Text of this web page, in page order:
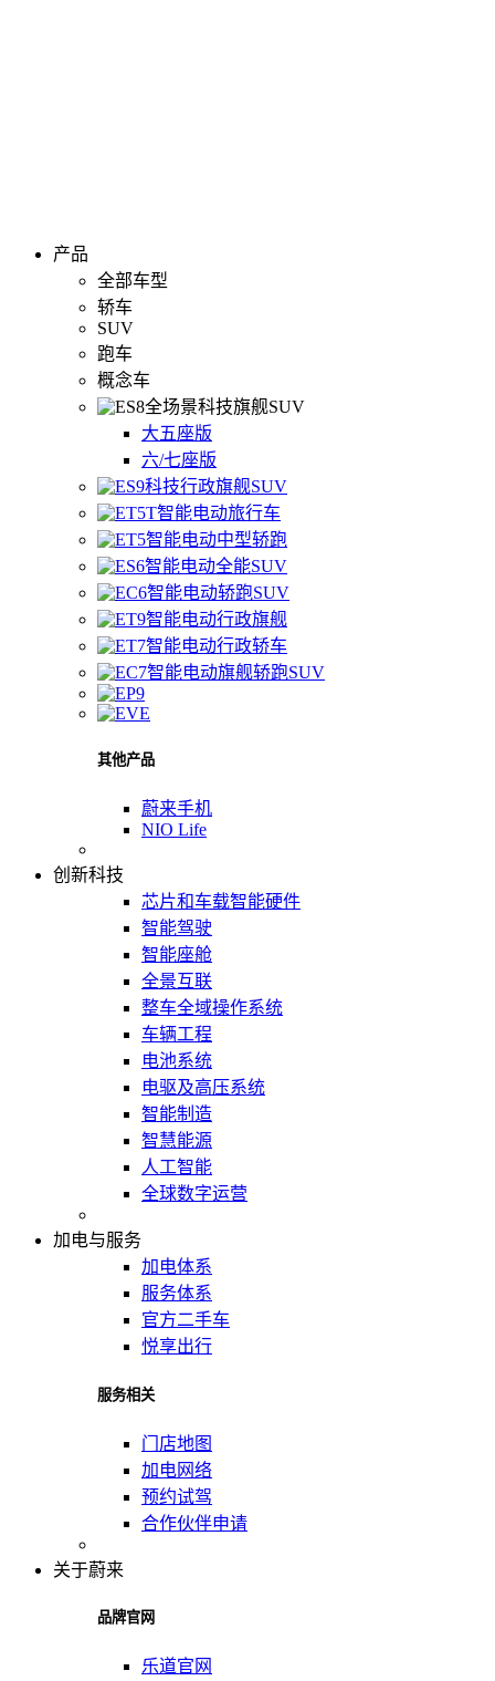
产品
全部车型
轿车
SUV
跑车
概念车
全场景科技旗舰SUV
大五座版
六/七座版
科技行政旗舰SUV
智能电动旅行车
智能电动中型轿跑
智能电动全能SUV
智能电动轿跑SUV
智能电动行政旗舰
智能电动行政轿车
智能电动旗舰轿跑SUV
其他产品
蔚来手机
NIO Life
创新科技
芯片和车载智能硬件
智能驾驶
智能座舱
全景互联
整车全域操作系统
车辆工程
电池系统
电驱及高压系统
智能制造
智慧能源
人工智能
全球数字运营
加电与服务
加电体系
服务体系
官方二手车
悦享出行
服务相关
门店地图
加电网络
预约试驾
合作伙伴申请
关于蔚来
品牌官网
乐道官网